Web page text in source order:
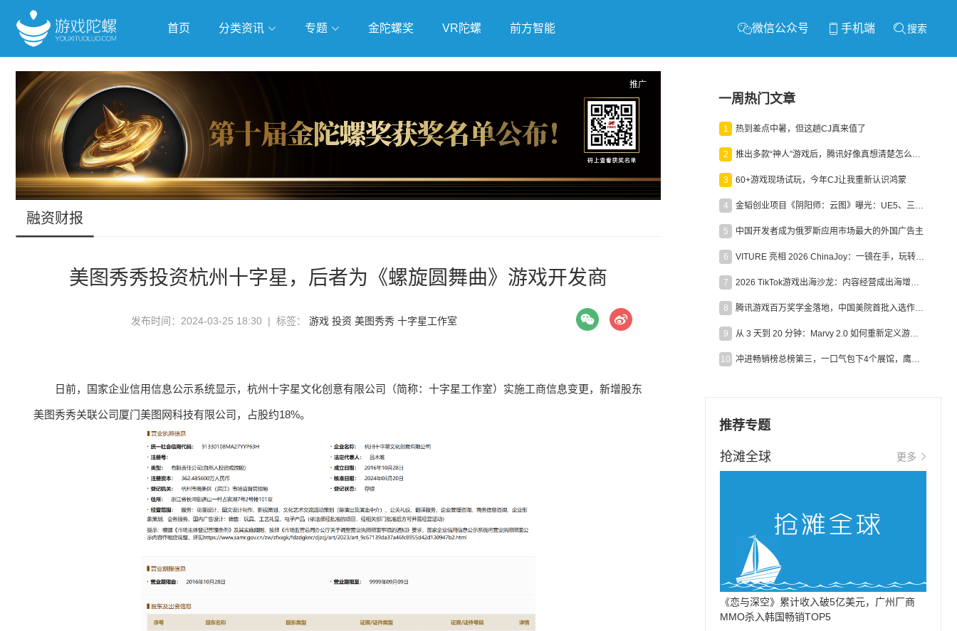
首页 分类资讯 专题
抢滩全球 人工智能 武侠游戏 独立游戏 云游戏
跨界Talk
金陀螺奖 VR陀螺 前方智能 微信公众号 手机端 搜索
推广
融资财报
美图秀秀投资杭州十字星，后者为《螺旋圆舞曲》游戏开发商
发布时间：2024-03-25 18:30 | 标签： 游戏 投资 美图秀秀 十字星工作室
日前，国家企业信用信息公示系统显示，杭州十字星文化创意有限公司（简称：十字星工作室）实施工商信息变更，新增股东
美图秀秀关联公司厦门美图网科技有限公司，占股约18%。
一周热门文章
1 热到差点中暑，但这趟CJ真来值了
2 推出多款“神人”游戏后，腾讯好像真想清楚怎么做二次元了
3 60+游戏现场试玩，今年CJ让我重新认识鸿蒙
4 金韬创业项目《阴阳师：云图》曝光：UE5、三端互通、ARPG
5 中国开发者成为俄罗斯应用市场最大的外国广告主
6 VITURE 亮相 2026 ChinaJoy：一镜在手，玩转全场！
7 2026 TikTok游戏出海沙龙：内容经营成出海增长新引擎
8 腾讯游戏百万奖学金落地，中国美院首批入选作品获业内关注
9 从 3 天到 20 分钟：Marvy 2.0 如何重新定义游戏出海营销效率？
10 冲进畅销榜总榜第三，一口气包下4个展馆，鹰角把嘉年华做爆了
推荐专题
抢滩全球 更多
《恋与深空》累计收入破5亿美元，广州厂商
MMO杀入韩国畅销TOP5